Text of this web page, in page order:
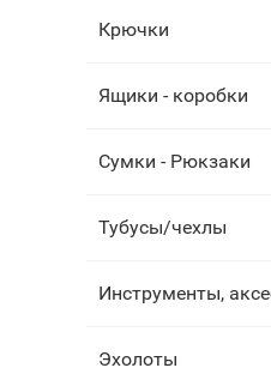
Крючки
Ящики - коробки
Сумки - Рюкзаки
Тубусы/чехлы
Инструменты,
Эхолоты